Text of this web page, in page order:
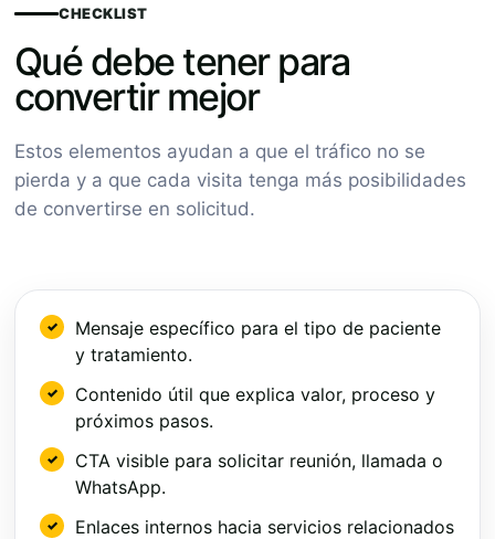
CHECKLIST
Qué debe tener para
convertir mejor
Estos elementos ayudan a que el tráfico no se
pierda y a que cada visita tenga más posibilidades
de convertirse en solicitud.
Mensaje específico para el tipo de paciente
y tratamiento.
Contenido útil que explica valor, proceso y
próximos pasos.
CTA visible para solicitar reunión, llamada o
WhatsApp.
Enlaces internos hacia servicios relacionados